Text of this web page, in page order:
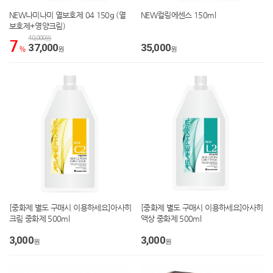
NEW나미나미 열보호제 04 150g (열
보호제+영양크림)
7 %
40,000원
37,000원
NEW컬링에센스 150ml
35,000원
[중화제 별도 구매시 이용하세요]아사히
크림 중화제 500ml
3,000원
[중화제 별도 구매시 이용하세요]아사히
액상 중화제 500ml
3,000원